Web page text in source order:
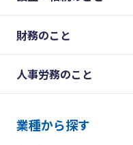
財務のこと
人事労務のこと
業種から探す